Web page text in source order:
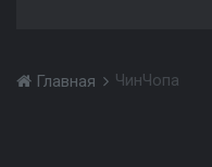
Главная ЧинЧопа